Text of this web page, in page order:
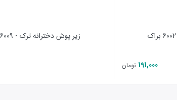
191,000 تومان
زیر پوش دخترانه ترک - 6009 براک